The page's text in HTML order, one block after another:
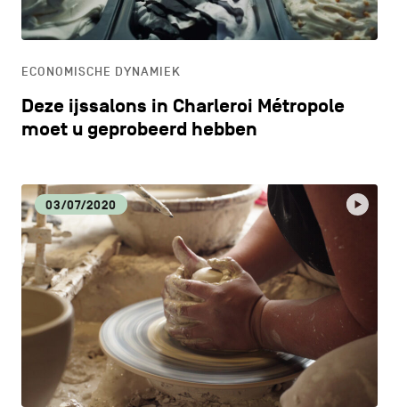
ONDERWIJS
ONTDEKKEN
ECONOMISCHE DYNAMIEK
Deze ijssalons in Charleroi Métropole
moet u geprobeerd hebben
03/07/2020